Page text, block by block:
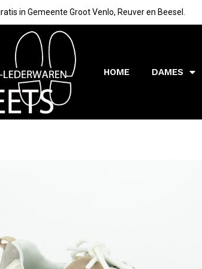
in Gemeente Groot Venlo, Reuver en Beesel.
HOME DAMES